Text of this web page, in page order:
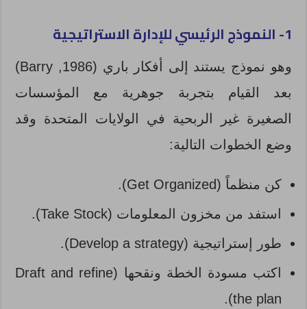
1- النموذج الرئيسي للإدارة الاستراتيجية
وهو نموذج يستند إلى أفكار باري (1986, Barry)
بعد القيام بتجربة جوهرية مع المؤسسات
الصغيرة غير الربحية في الولايات المتحدة وقد
وضع الخطوات التالية:
كن منظماً (Get Organized).
استفد من مخزون المعلومات (Take Stock).
طور إستراتيجية (Develop a strategy).
اكتب مسودة الخطة ونقحها (Draft and refine
the plan).